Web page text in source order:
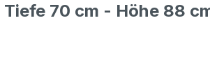
70 cm - Höhe 88